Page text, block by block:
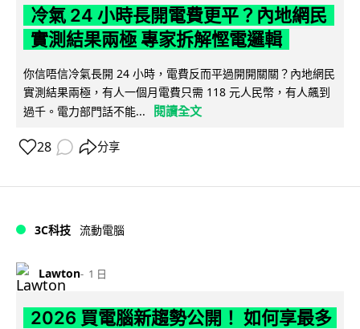
冷氣 24 小時長開電費更平？內地網民
實測結果兩極 專家拆解慳電邏輯
你信唔信冷氣長開 24 小時，電費反而平過開開關關？內地網民
實測結果兩極，有人一個月電費只需 118 元人民幣，有人飆到
過千。電力部門話不能...
閱讀全文
28 分享
3C科技 流動電腦
Lawton 1 日
2026 買電腦新趨勢公開！ 如何享最多